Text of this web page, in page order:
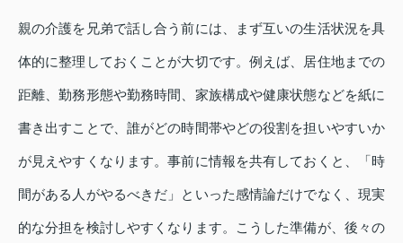
親の介護を兄弟で話し合う前には、まず互いの生活状況を具
体的に整理しておくことが大切です。例えば、居住地までの
距離、勤務形態や勤務時間、家族構成や健康状態などを紙に
書き出すことで、誰がどの時間帯やどの役割を担いやすいか
が見えやすくなります。事前に情報を共有しておくと、「時
間がある人がやるべきだ」といった感情論だけでなく、現実
的な分担を検討しやすくなります。こうした準備が、後々の